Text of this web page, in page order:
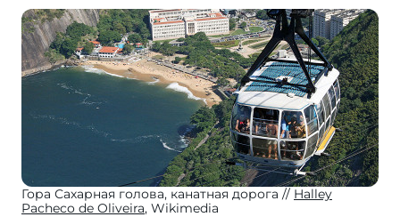
Гора Сахарная голова, канатная дорога
Halley
Pacheco de Oliveira, Wikimedia